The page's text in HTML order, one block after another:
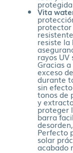
Vita
resiste la
rayos UV
Gracias
exceso
durante
sin
tonos de
y
proteger
barra
Perfecto
solar
acabado